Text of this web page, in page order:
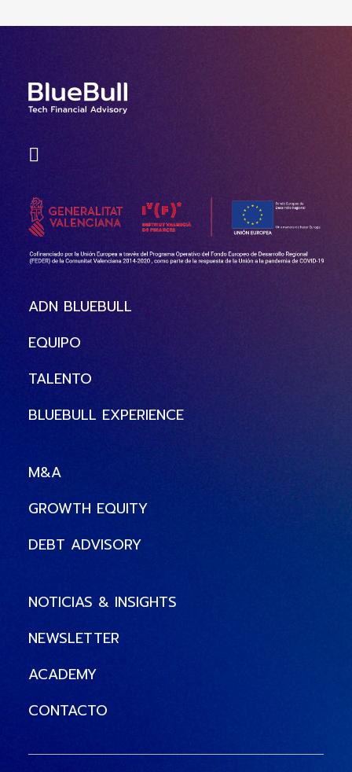
ADN BLUEBULL
EQUIPO
TALENTO
BLUEBULL EXPERIENCE
M&A
GROWTH EQUITY
DEBT ADVISORY
NOTICIAS & INSIGHTS
NEWSLETTER
ACADEMY
CONTACTO